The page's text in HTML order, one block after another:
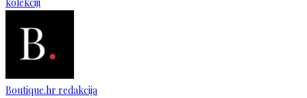
Boutique.hr redakcija